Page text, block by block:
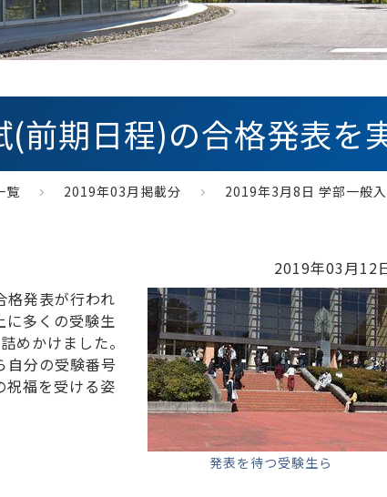
前期日程)の合格発表を
覧 2019年03月掲載分 2019年3月8日 学部一般
2019年03月12
発表を待つ受験生ら
発表が行われ
に多くの受験生
めかけました。
自分の受験番号
祝福を受ける姿